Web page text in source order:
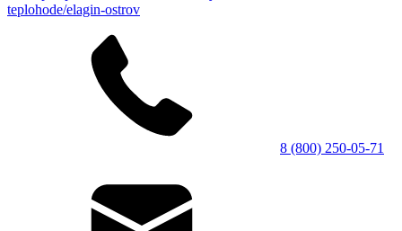
teplohode/elagin-ostrov
8 (800) 250-05-71